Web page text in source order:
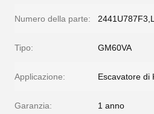
Numero della parte:
Tipo: GM60VA
Applicazione: Escavatore di
Garanzia: 1 anno